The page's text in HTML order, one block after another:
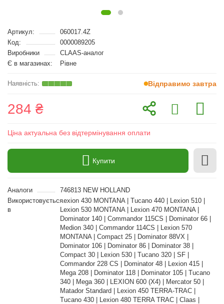
Артикул:
060017.4Z
Код:
0000089205
Виробники
CLAAS-аналог
Є в магазинах:
Рівне
Відправимо завтра
284 ₴
Ціна актуальна без відтермінування оплати
Купити
Аналоги
746813 NEW HOLLAND
Використовується
в
Lexion 430 MONTANA | Tucano 440 | Lexion 510 |
Lexion 530 MONTANA | Lexion 470 MONTANA |
Dominator 140 | Commandor 115CS | Dominator 66 |
Medion 340 | Commandor 114CS | Lexion 570
MONTANA | Compact 25 | Dominator 88VX |
Dominator 106 | Dominator 86 | Dominator 38 |
Compact 30 | Lexion 530 | Tucano 320 | SF |
Commandor 228 CS | Dominator 48 | Lexion 415 |
Mega 208 | Dominator 118 | Dominator 105 | Tucano
340 | Mega 360 | LEXION 600 (X4) | Mercator 50 |
Matador Standard | Lexion 450 TERRA-TRAC |
Tucano 430 | Lexion 480 TERRA TRAC | Claas |